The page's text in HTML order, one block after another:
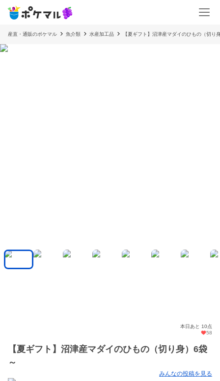
産直・通販のポケマル 魚介類 水産加工品 【夏ギフト】沼津産マダイのひもの（切り
本日あと 10点
58
【夏ギフト】沼津産マダイのひもの（切り身）6袋
～
みんなの投稿を見る